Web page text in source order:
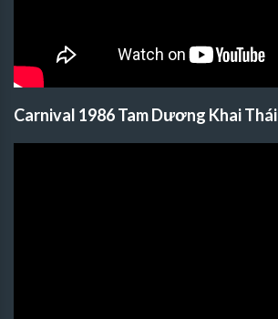
Carnival 1986 Tam Dương Khai Thái